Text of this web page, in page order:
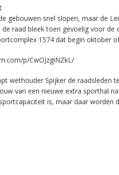
gebouwen snel slopen, maar de
de raad bleek toen gevoelig voor
1574 dat begin oktober
p/CwOJzgiNZkL/
wethouder Spijker de raadsleden
van een nieuwe extra sporthal
is, maar daar worden